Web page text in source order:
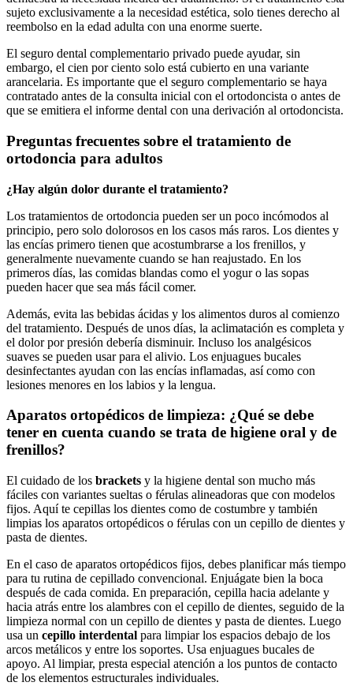
sujeto exclusivamente a la necesidad estética, solo tienes derecho al
reembolso en la edad adulta con una enorme suerte.
El seguro dental complementario privado puede ayudar, sin
embargo, el cien por ciento solo está cubierto en una variante
arancelaria. Es importante que el seguro complementario se haya
contratado antes de la consulta inicial con el ortodoncista o antes de
que se emitiera el informe dental con una derivación al ortodoncista.
Preguntas frecuentes sobre el tratamiento de
ortodoncia para adultos
¿Hay algún dolor durante el tratamiento?
Los tratamientos de ortodoncia pueden ser un poco incómodos al
principio, pero solo dolorosos en los casos más raros. Los dientes y
las encías primero tienen que acostumbrarse a los frenillos, y
generalmente nuevamente cuando se han reajustado. En los
primeros días, las comidas blandas como el yogur o las sopas
pueden hacer que sea más fácil comer.
Además, evita las bebidas ácidas y los alimentos duros al comienzo
del tratamiento. Después de unos días, la aclimatación es completa y
el dolor por presión debería disminuir. Incluso los analgésicos
suaves se pueden usar para el alivio. Los enjuagues bucales
desinfectantes ayudan con las encías inflamadas, así como con
lesiones menores en los labios y la lengua.
Aparatos ortopédicos de limpieza: ¿Qué se debe
tener en cuenta cuando se trata de higiene oral y de
frenillos?
El cuidado de los brackets y la higiene dental son mucho más
fáciles con variantes sueltas o férulas alineadoras que con modelos
fijos. Aquí te cepillas los dientes como de costumbre y también
limpias los aparatos ortopédicos o férulas con un cepillo de dientes y
pasta de dientes.
En el caso de aparatos ortopédicos fijos, debes planificar más tiempo
para tu rutina de cepillado convencional. Enjuágate bien la boca
después de cada comida. En preparación, cepilla hacia adelante y
hacia atrás entre los alambres con el cepillo de dientes, seguido de la
limpieza normal con un cepillo de dientes y pasta de dientes. Luego
usa un cepillo interdental para limpiar los espacios debajo de los
arcos metálicos y entre los soportes. Usa enjuagues bucales de
apoyo. Al limpiar, presta especial atención a los puntos de contacto
de los elementos estructurales individuales.